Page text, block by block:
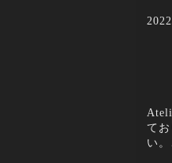
て
い